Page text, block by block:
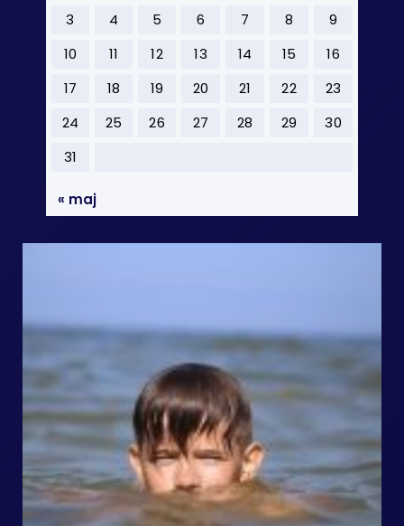
3
4 5 6 7 8
9
10
11 12 13 14 15
16
17
18 19 20 21 22
23
24
25 26 27 28 29
30
31
« maj